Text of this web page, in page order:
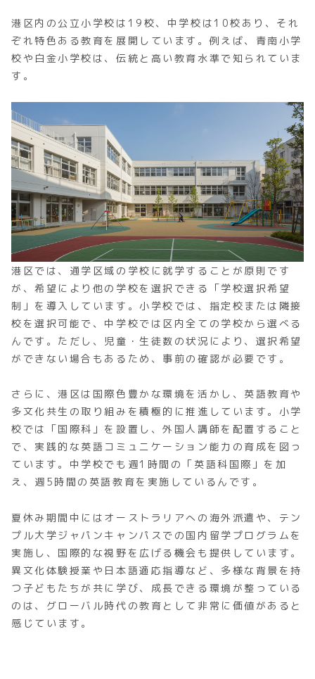
港区内の公立小学校は19校、中学校は10校あり、それ
ぞれ特色ある教育を展開しています。例えば、青南小学
校や白金小学校は、伝統と高い教育水準で知られていま
す。
港区では、通学区域の学校に就学することが原則です
が、希望により他の学校を選択できる「学校選択希望
制」を導入しています。小学校では、指定校または隣接
校を選択可能で、中学校では区内全ての学校から選べる
んです。ただし、児童・生徒数の状況により、選択希望
ができない場合もあるため、事前の確認が必要です。
さらに、港区は国際色豊かな環境を活かし、英語教育や
多文化共生の取り組みを積極的に推進しています。小学
校では「国際科」を設置し、外国人講師を配置すること
で、実践的な英語コミュニケーション能力の育成を図っ
ています。中学校でも週1時間の「英語科国際」を加
え、週5時間の英語教育を実施しているんです。
夏休み期間中にはオーストラリアへの海外派遣や、テン
プル大学ジャパンキャンパスでの国内留学プログラムを
実施し、国際的な視野を広げる機会も提供しています。
異文化体験授業や日本語適応指導など、多様な背景を持
つ子どもたちが共に学び、成長できる環境が整っている
のは、グローバル時代の教育として非常に価値があると
感じています。